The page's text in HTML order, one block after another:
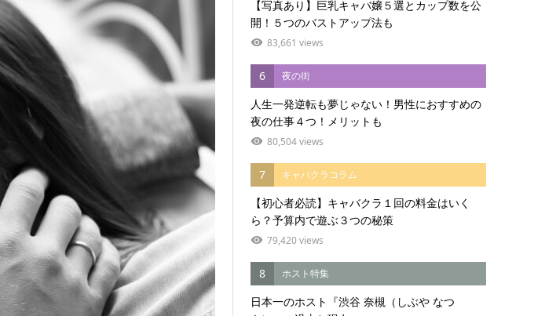
【写真あり】巨乳キャバ嬢５選とカップ数を公
開！５つのバストアップ法も
83,661 views
6 夜の街
人生一発逆転も夢じゃない！男性におすすめの
夜の仕事４つ！メリットも
80,504 views
7 キャバクラコラム
【初心者必読】キャバクラ１回の料金はいく
ら？予算内で遊ぶ３つの秘策
79,420 views
8 ホスト特集
日本一のホスト『渋谷 奈槻（しぶや なつ